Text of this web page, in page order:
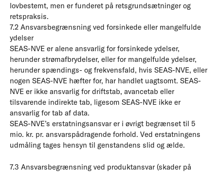
lovbestemt, men er funderet på retsgrundsætninger og
retspraksis.
7.2 Ansvarsbegrænsning ved forsinkede eller mangelfulde
ydelser
SEAS-NVE er alene ansvarlig for forsinkede ydelser,
herunder strømafbrydelser, eller for mangelfulde ydelser,
herunder spændings- og frekvensfald, hvis SEAS-NVE, eller
nogen SEAS-NVE hæfter for, har handlet uagtsomt. SEAS-
NVE er ikke ansvarlig for driftstab, avancetab eller
tilsvarende indirekte tab, ligesom SEAS-NVE ikke er
ansvarlig for tab af data.
SEAS-NVE’s erstatningsansvar er i øvrigt begrænset til 5
mio. kr. pr. ansvarspådragende forhold. Ved erstatningens
udmåling tages hensyn til genstandens slid og ælde.
7.3 Ansvarsbegrænsning ved produktansvar (skader på